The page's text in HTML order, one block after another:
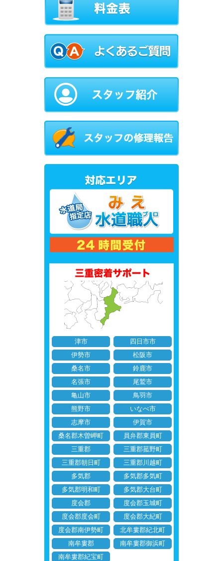
津市
四日市市
伊勢市
松阪市
桑名市
鈴鹿市
名張市
尾鷲市
亀山市
鳥羽市
熊野市
いなべ市
志摩市
伊賀市
桑名郡木曽岬町
員弁郡東員町
三重郡
三重郡菰野町
三重郡朝日町
三重郡川越町
多気郡
多気郡多気町
多気郡明和町
多気郡大台町
度会郡
度会郡玉城町
度会郡度会町
度会郡大紀町
度会郡南伊勢町
北牟婁郡紀北町
南牟婁郡
南牟婁郡御浜町
南牟婁郡紀宝町